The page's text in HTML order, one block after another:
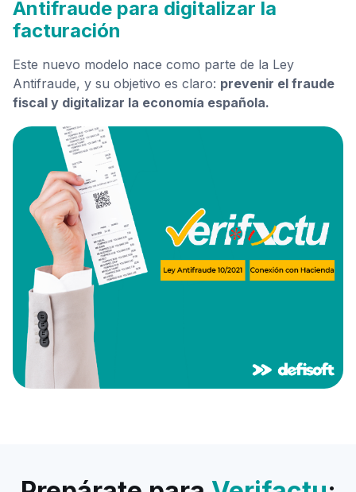
Antifraude para digitalizar la
facturación
Este nuevo modelo nace como parte de la Ley
Antifraude, y su objetivo es claro: prevenir el fraude
fiscal y digitalizar la economía española.